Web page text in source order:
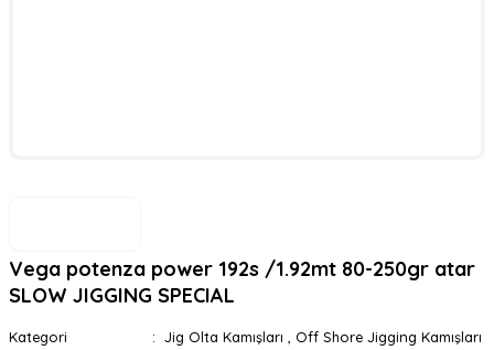
Vega potenza power 192s /1.92mt 80-250gr atar
SLOW JIGGING SPECIAL
Kategori Jig Olta Kamışları
Off Shore Jigging Kamışları